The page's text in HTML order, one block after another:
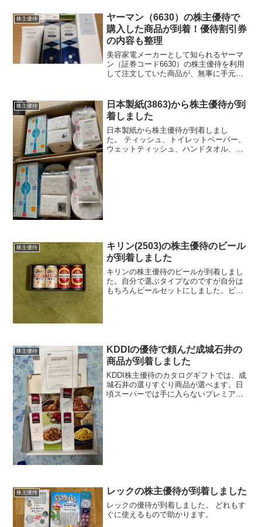
株主優待
ヤーマン（6630）の株主優待で
購入した商品が到着！優待割引券
の内容も整理
美容家電メーカーとして知られるヤーマ
ン（証券コード6630）の株主優待を利用
して注文していた商品が、無事に手元へ
る瞬間はやはりわくわくするものです。
今回は、到着の様子と...
株主優待
日本製紙(3863)から株主優待が到
着しました
日本製紙から株主優待が到着しまし
た。 ティッシュ、トイレットペーパー、
ウェットティッシュ、ハンドタオル、キ
株主優待
キリン(2503)の株主優待のビール
が到着しました
キリンの株主優待のビールが到着しまし
た。自分で選ぶタイプなのですが自分は
もちろんビールセットにしました。ビー
株主優待
KDDIの優待で頼んだ成城石井の
商品が到着しました
KDDI株主優待のカタログギフトでは、成
城石井の選りすぐり商品が選べます。日
頃スーパーでは手に入らないプレミアム
株主優待 レックの株主優待が到着しました
レックの優待が到着しました。 どれもす
ぐに使えるもので助かります。